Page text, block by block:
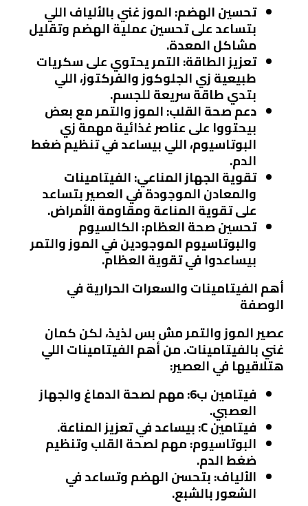
تحسين الهضم: الموز غني بالألياف اللي
بتساعد على تحسين عملية الهضم وتقليل
مشاكل المعدة.
تعزيز الطاقة: التمر يحتوي على سكريات
طبيعية زي الجلوكوز والفركتوز، اللي
بتدي طاقة سريعة للجسم.
دعم صحة القلب: الموز والتمر مع بعض
بيحتووا على عناصر غذائية مهمة زي
البوتاسيوم، اللي بيساعد في تنظيم ضغط
الدم.
تقوية الجهاز المناعي: الفيتامينات
والمعادن الموجودة في العصير بتساعد
على تقوية المناعة ومقاومة الأمراض.
تحسين صحة العظام: الكالسيوم
والبوتاسيوم الموجودين في الموز والتمر
بيساعدوا في تقوية العظام.
أهم الفيتامينات والسعرات الحرارية في
الوصفة
عصير الموز والتمر مش بس لذيذ، لكن كمان
غني بالفيتامينات. من أهم الفيتامينات اللي
هتلاقيها في العصير:
فيتامين ب6 : مهم لصحة الدماغ والجهاز
العصبي.
فيتامين C : بيساعد في تعزيز المناعة.
البوتاسيوم: مهم لصحة القلب وتنظيم
ضغط الدم.
الألياف: بتحسن الهضم وتساعد في
الشعور بالشبع.